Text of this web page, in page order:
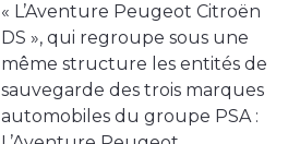
« L’Aventure Peugeot Citroën
DS », qui regroupe sous une
même structure les entités de
sauvegarde des trois marques
automobiles du groupe PSA :